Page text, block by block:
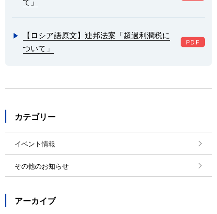
て」
【ロシア語原文】連邦法案「超過利潤税に
ついて」
カテゴリー
イベント情報
その他のお知らせ
アーカイブ